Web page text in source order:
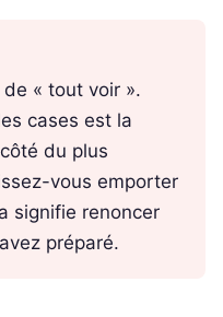
de « tout voir ».
cases est la
du plus
vous emporter
signifie renoncer
préparé.